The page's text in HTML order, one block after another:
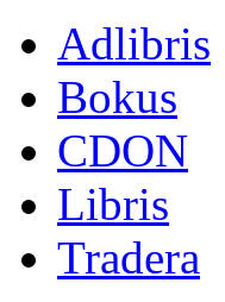
Adlibris
Bokus
CDON
Libris
Tradera